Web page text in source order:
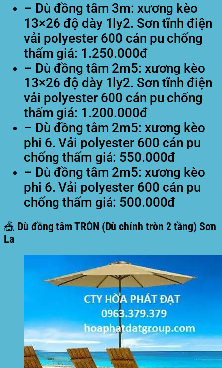
– Dù đồng tâm 3m: xương kèo
13×26 độ dày 1ly2. Sơn tĩnh điện
vải polyester 600 cán pu chống
thấm giá: 1.250.000đ
– Dù đồng tâm 2m5: xương kèo
13×26 độ dày 1ly2. Sơn tĩnh điện
vải polyester 600 cán pu chống
thấm giá: 1.200.000đ
– Dù đồng tâm 2m5: xương kèo
phi 6. Vải polyester 600 cán pu
chống thấm giá: 550.000đ
– Dù đồng tâm 2m5: xương kèo
phi 6. Vải polyester 600 cán pu
chống thấm giá: 500.000đ
🎪 Dù đồng tâm TRÒN (Dù chính tròn 2 tầng) Sơn
La